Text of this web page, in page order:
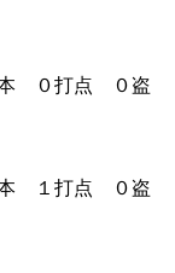
０打点 ０盗
打点 ０盗